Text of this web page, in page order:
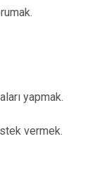
yapmak.
vermek.